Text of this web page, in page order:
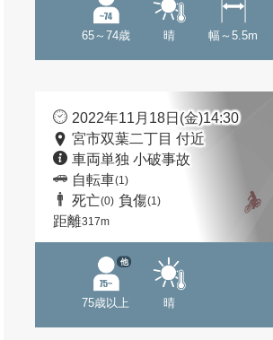
65～74歳 晴 幅～5.5m
2022年11月18日(金)14:30
宮市双葉二丁目 付近
車両単独 小破事故
自転車(1)
死亡(0) 負傷(1)
距離317m
75歳以上
他
晴